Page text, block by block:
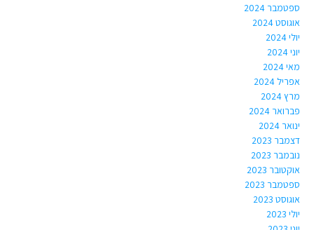
ספטמבר 2024
אוגוסט 2024
יולי 2024
יוני 2024
מאי 2024
אפריל 2024
מרץ 2024
פברואר 2024
ינואר 2024
דצמבר 2023
נובמבר 2023
אוקטובר 2023
ספטמבר 2023
אוגוסט 2023
יולי 2023